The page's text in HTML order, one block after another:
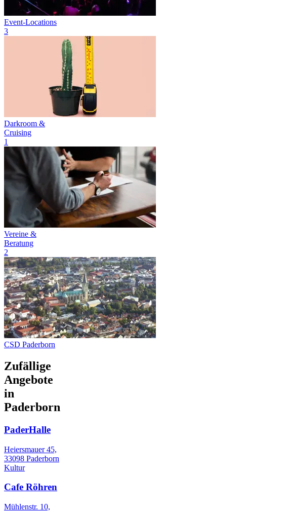
Event-Locations
3
Darkroom &
Cruising
1
Vereine &
Beratung
2
CSD Paderborn
Zufällige
Angebote
in
Paderborn
PaderHalle
Heiersmauer 45,
33098 Paderborn
Kultur
Cafe Röhren
Mühlenstr. 10,